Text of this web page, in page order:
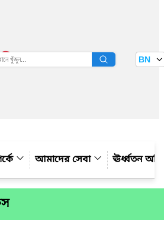
তথ্য বাতায়ন BN
আমাদের সেবা ঊর্ধ্বতন